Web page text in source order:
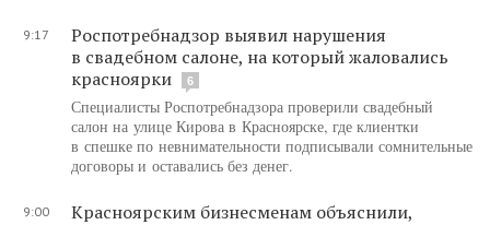
9:17
Роспотребнадзор выявил нарушения
в свадебном салоне, на который жаловались
красноярки
6
Специалисты Роспотребнадзора проверили свадебный
салон на улице Кирова в Красноярске, где клиентки
в спешке по невнимательности подписывали сомнительные
договоры и оставались без денег.
9:00
Красноярским бизнесменам объяснили,